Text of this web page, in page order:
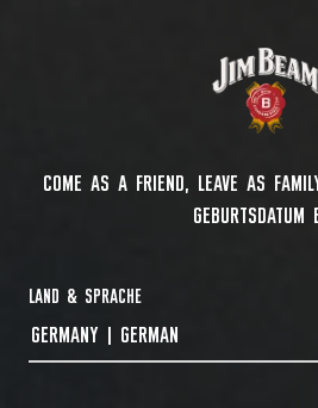
COME AS A FRIEND, LEAVE AS
GEBURTSDATUM
LAND & SPRACHE
COUNTRYDROPDOWN
GERMANY | GERMAN